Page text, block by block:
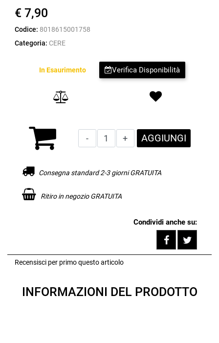
€ 7,90
Codice: 8018615001758
Categoria: CERE
Verifica Disponibilità
In Esaurimento
Quantità
AGGIUNGI
Consegna standard 2-3 giorni GRATUITA
Ritiro in negozio GRATUITA
Condividi anche su:
Recensisci per primo questo articolo
INFORMAZIONI DEL PRODOTTO